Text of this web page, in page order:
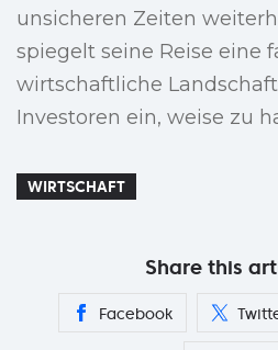
unsicheren Zeiten
spiegelt seine Reise eine
wirtschaftliche
Investoren ein, weise zu
WIRTSCHAFT
Share this
Facebook